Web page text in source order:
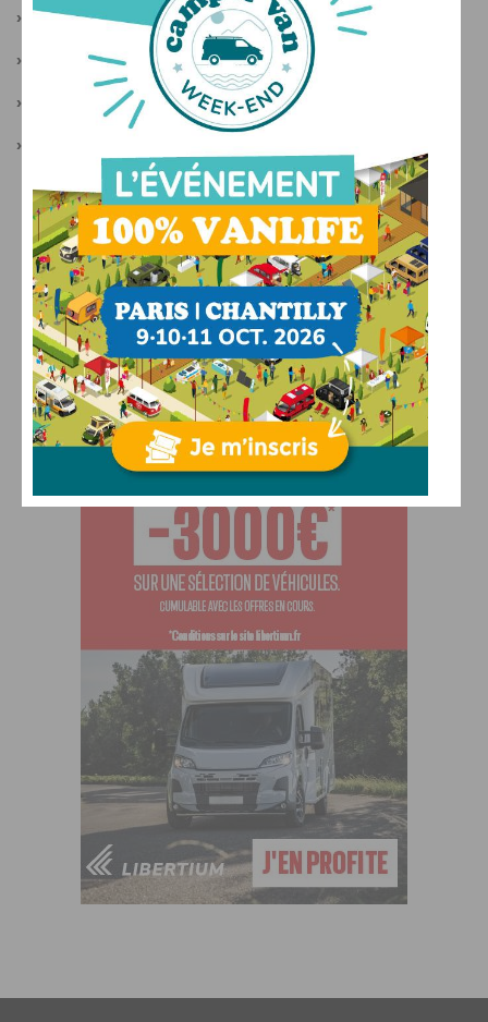
› Actualités van
› Camping-car occasion
› Festival Sur La Route
›